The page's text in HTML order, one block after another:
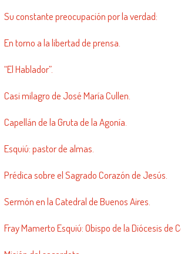
Su constante preocupación por la verdad:
En torno a la libertad de prensa.
“El Hablador”.
Casi milagro de José María Cullen.
Capellán de la Gruta de la Agonía.
Esquiú: pastor de almas.
Prédica sobre el Sagrado Corazón de Jesús.
Sermón en la Catedral de Buenos Aires.
Fray Mamerto Esquiú: Obispo de la Diócesis de